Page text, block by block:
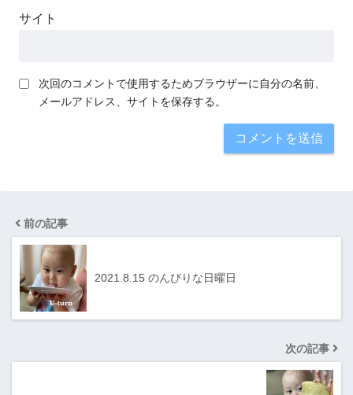
サイト
次回のコメントで使用するためブラウザーに自分の名前、
メールアドレス、サイトを保存する。
前の記事
2021.8.15 のんびりな日曜日
次の記事